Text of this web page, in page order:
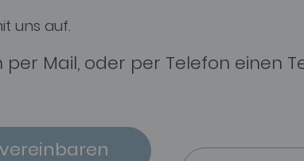
uns auf.
Mail, oder per Telefon einen